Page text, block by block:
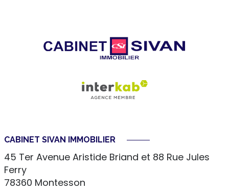
CABINET SIVAN IMMOBILIER
45 Ter Avenue Aristide Briand et 88 Rue Jules
Ferry
78360 Montesson